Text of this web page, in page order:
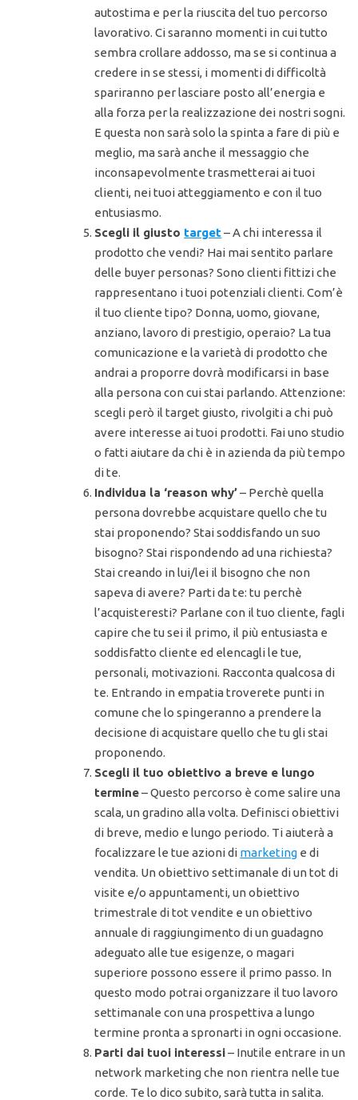
autostima e per la riuscita del tuo percorso
lavorativo. Ci saranno momenti in cui tutto
sembra crollare addosso, ma se si continua a
credere in se stessi, i momenti di difficoltà
spariranno per lasciare posto all’energia e
alla forza per la realizzazione dei nostri sogni.
E questa non sarà solo la spinta a fare di più e
meglio, ma sarà anche il messaggio che
inconsapevolmente trasmetterai ai tuoi
clienti, nei tuoi atteggiamento e con il tuo
entusiasmo.
Scegli il giusto target– A chi interessa il
prodotto che vendi? Hai mai sentito parlare
delle buyer personas? Sono clienti fittizi che
rappresentano i tuoi potenziali clienti. Com’è
il tuo cliente tipo? Donna, uomo, giovane,
anziano, lavoro di prestigio, operaio? La tua
comunicazione e la varietà di prodotto che
andrai a proporre dovrà modificarsi in base
alla persona con cui stai parlando. Attenzione:
scegli però il target giusto, rivolgiti a chi può
avere interesse ai tuoi prodotti. Fai uno studio
o fatti aiutare da chi è in azienda da più tempo
di te.
Individua la ‘reason why’– Perchè quella
persona dovrebbe acquistare quello che tu
stai proponendo? Stai soddisfando un suo
bisogno? Stai rispondendo ad una richiesta?
Stai creando in lui/lei il bisogno che non
sapeva di avere? Parti da te: tu perchè
l’acquisteresti? Parlane con il tuo cliente, fagli
capire che tu sei il primo, il più entusiasta e
soddisfatto cliente ed elencagli le tue,
personali, motivazioni. Racconta qualcosa di
te. Entrando in empatia troverete punti in
comune che lo spingeranno a prendere la
decisione di acquistare quello che tu gli stai
proponendo.
Scegli il tuo obiettivo a breve e lungo
termine– Questo percorso è come salire una
scala, un gradino alla volta. Definisci obiettivi
di breve, medio e lungo periodo. Ti aiuterà a
focalizzare le tue azioni di marketing e di
vendita. Un obiettivo settimanale di un tot di
visite e/o appuntamenti, un obiettivo
trimestrale di tot vendite e un obiettivo
annuale di raggiungimento di un guadagno
adeguato alle tue esigenze, o magari
superiore possono essere il primo passo. In
questo modo potrai organizzare il tuo lavoro
settimanale con una prospettiva a lungo
termine pronta a spronarti in ogni occasione.
Parti dai tuoi interessi– Inutile entrare in un
network marketing che non rientra nelle tue
corde. Te lo dico subito, sarà tutta in salita.